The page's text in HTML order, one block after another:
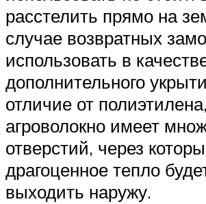
расстелить прямо на
случае возвратных
использовать в
дополнительного
отличие от полиэтилена,
агроволокно имеет
отверстий, через
драгоценное тепло
выходить наружу.